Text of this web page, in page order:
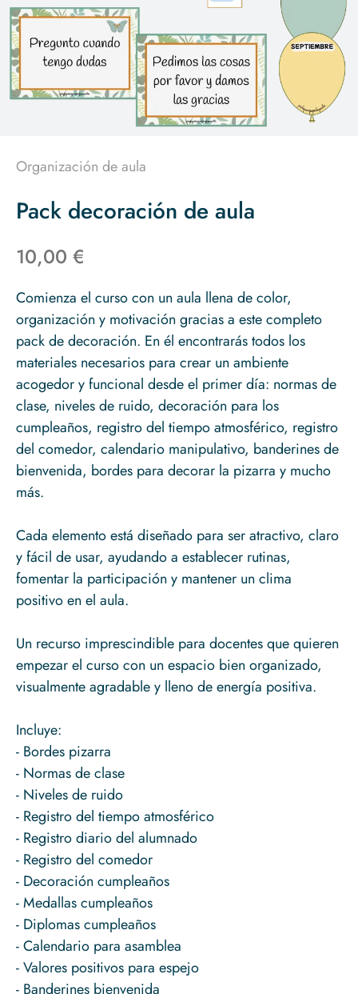
Organización de aula
Pack decoración de aula
10,00 €
Comienza el curso con un aula llena de color,
organización y motivación gracias a este completo
pack de decoración. En él encontrarás todos los
materiales necesarios para crear un ambiente
acogedor y funcional desde el primer día: normas de
clase, niveles de ruido, decoración para los
cumpleaños, registro del tiempo atmosférico, registro
del comedor, calendario manipulativo, banderines de
bienvenida, bordes para decorar la pizarra y mucho
más.
Cada elemento está diseñado para ser atractivo, claro
y fácil de usar, ayudando a establecer rutinas,
fomentar la participación y mantener un clima
positivo en el aula.
Un recurso imprescindible para docentes que quieren
empezar el curso con un espacio bien organizado,
visualmente agradable y lleno de energía positiva.
Incluye:
- Bordes pizarra
- Normas de clase
- Niveles de ruido
- Registro del tiempo atmosférico
- Registro diario del alumnado
- Registro del comedor
- Decoración cumpleaños
- Medallas cumpleaños
- Diplomas cumpleaños
- Calendario para asamblea
- Valores positivos para espejo